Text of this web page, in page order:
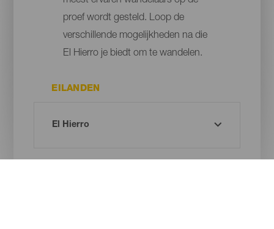
proef wordt gesteld. Loop de
verschillende mogelijkheden na die
El Hierro je biedt om te wandelen.
EILANDEN